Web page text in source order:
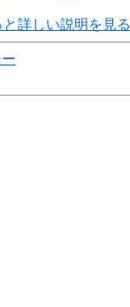
と詳しい説明を見る